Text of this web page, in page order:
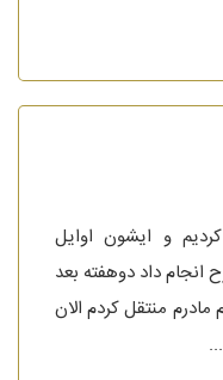
و ایشون اوایل
داد دوهفته بعد
که به نام مادرم منتقل کردم الان